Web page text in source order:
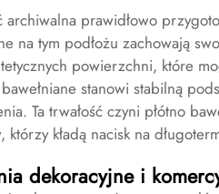
archiwalna prawidłowo
na tym podłożu zachowają
powierzchni, które
bawełniane stanowi stabilną
Ta trwałość czyni płótno
którzy kładą nacisk na
dekoracyjne i